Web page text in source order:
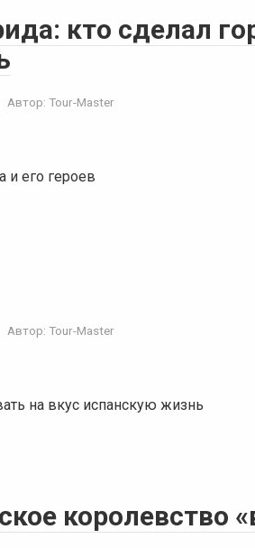
кто сделал
Автор: Tour-Master
и его героев
Автор: Tour-Master
на вкус испанскую жизнь
королевство